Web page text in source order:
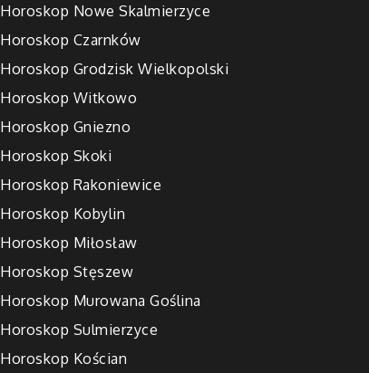
Horoskop Nowe Skalmierzyce
Horoskop Czarnków
Horoskop Grodzisk Wielkopolski
Horoskop Witkowo
Horoskop Gniezno
Horoskop Skoki
Horoskop Rakoniewice
Horoskop Kobylin
Horoskop Miłosław
Horoskop Stęszew
Horoskop Murowana Goślina
Horoskop Sulmierzyce
Horoskop Kościan